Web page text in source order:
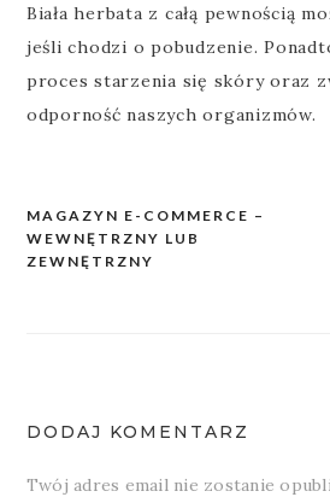
Biała herbata z całą pewnością
jeśli chodzi o pobudzenie.
proces starzenia się skóry oraz
odporność naszych organizmów.
Nawigacja
wpisu
MAGAZYN E-COMMERCE –
WEWNĘTRZNY LUB
ZEWNĘTRZNY
DODAJ KOMENTARZ
Twój adres email nie zostanie